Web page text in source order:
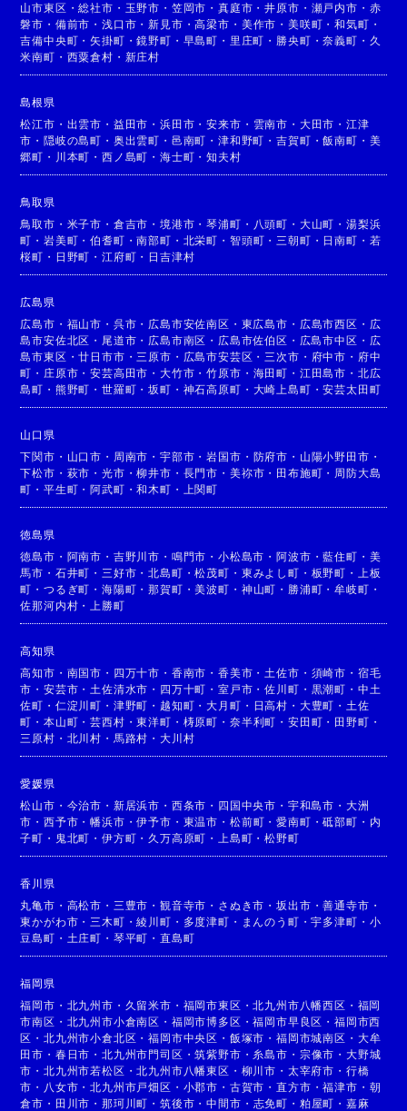
山市東区 ・総社市 ・ 玉野市 ・ 笠岡市 ・真庭市 ・井原市 ・ 瀬戸内市 ・ 赤
磐市 ・ 備前市 ・浅口市 ・新見市 ・高梁市 ・ 美作市 ・ 美咲町 ・和気町 ・
吉備中央町 ・矢掛町 ・鏡野町 ・ 早島町 ・ 里庄町 ・ 勝央町 ・奈義町 ・ 久
米南町 ・ 西粟倉村 ・ 新庄村
島根県
松江市 ・ 出雲市 ・ 益田市 ・浜田市 ・安来市 ・ 雲南市 ・ 大田市 ・ 江津
市 ・隠岐の島町 ・ 奥出雲町 ・ 邑南町 ・津和野町 ・吉賀町 ・飯南町 ・ 美
郷町 ・ 川本町 ・西ノ島町 ・海士町 ・知夫村
鳥取県
鳥取市 ・ 米子市 ・ 倉吉市 ・境港市 ・琴浦町 ・ 八頭町 ・ 大山町 ・ 湯梨浜
町 ・岩美町 ・伯耆町 ・南部町 ・ 北栄町 ・ 智頭町 ・ 三朝町 ・ 日南町 ・ 若
桜町 ・ 日野町 ・江府町 ・ 日吉津村
広島県
広島市 ・ 福山市 ・ 呉市 ・ 広島市安佐南区 ・ 東広島市 ・ 広島市西区 ・ 広
島市安佐北区 ・ 尾道市 ・ 広島市南区 ・ 広島市佐伯区 ・ 広島市中区 ・ 広
島市東区 ・廿日市市 ・ 三原市 ・ 広島市安芸区 ・ 三次市 ・ 府中市 ・ 府中
町 ・ 庄原市 ・安芸高田市 ・大竹市 ・竹原市 ・ 海田町 ・ 江田島市 ・ 北広
島町 ・ 熊野町 ・世羅町 ・坂町 ・ 神石高原町 ・ 大崎上島町 ・安芸太田町
山口県
下関市 ・ 山口市 ・ 周南市 ・宇部市 ・岩国市 ・ 防府市 ・ 山陽小野田市 ・
下松市 ・ 萩市 ・光市 ・柳井市 ・ 長門市 ・ 美祢市 ・ 田布施町 ・ 周防大島
町 ・平生町 ・阿武町 ・和木町 ・ 上関町
徳島県
徳島市 ・ 阿南市 ・ 吉野川市 ・ 鳴門市 ・小松島市 ・阿波市 ・藍住町 ・ 美
馬市 ・ 石井町 ・ 三好市 ・北島町 ・松茂町 ・ 東みよし町 ・ 板野町 ・
上板
町 ・つるぎ町 ・海陽町 ・那賀町 ・美波町 ・ 神山町 ・ 勝浦町 ・牟岐町 ・
佐那河内村 ・ 上勝町
高知県
高知市 ・ 南国市 ・ 四万十市 ・ 香南市 ・香美市 ・ 土佐市 ・ 須崎市 ・ 宿毛
市 ・安芸市 ・ 土佐清水市 ・ 四万十町 ・室戸市 ・佐川町 ・ 黒潮町 ・ 中土
佐町 ・ 仁淀川町 ・ 津野町 ・ 越知町 ・大月町 ・ 日高村 ・ 大豊町 ・ 土佐
町 ・本山町 ・芸西村 ・東洋町 ・ 梼原町 ・ 奈半利町 ・ 安田町 ・ 田野町 ・
三原村 ・ 北川村 ・ 馬路村 ・大川村
愛媛県
松山市 ・ 今治市 ・ 新居浜市 ・ 西条市 ・ 四国中央市 ・ 宇和島市 ・ 大洲
市 ・西予市 ・幡浜市 ・伊予市 ・ 東温市 ・ 松前町 ・愛南町 ・砥部町 ・ 内
子町 ・ 鬼北町 ・伊方町 ・ 久万高原町 ・ 上島町 ・松野町
香川県
丸亀市 ・ 高松市 ・ 三豊市 ・観音寺市 ・ さぬき市 ・坂出市 ・善通寺市 ・
東かがわ市 ・ 三木町 ・綾川町 ・ 多度津町 ・ まんのう町 ・宇多津町 ・ 小
豆島町 ・ 土庄町 ・ 琴平町 ・直島町
福岡県
福岡市 ・ 北九州市 ・ 久留米市 ・ 福岡市東区 ・北九州市八幡西区 ・ 福岡
市南区 ・ 北九州市小倉南区 ・ 福岡市博多区 ・福岡市早良区 ・福岡市西
区 ・北九州市小倉北区 ・福岡市中央区 ・ 飯塚市 ・福岡市城南区 ・ 大牟
田市 ・ 春日市 ・北九州市門司区 ・筑紫野市 ・ 糸島市 ・ 宗像市 ・ 大野城
市 ・北九州市若松区 ・北九州市八幡東区 ・ 柳川市 ・ 太宰府市 ・ 行橋
市 ・ 八女市 ・北九州市戸畑区 ・ 小郡市 ・ 古賀市 ・直方市 ・福津市 ・ 朝
倉市 ・ 田川市 ・那珂川町 ・筑後市 ・中間市 ・ 志免町 ・ 粕屋町 ・ 嘉麻